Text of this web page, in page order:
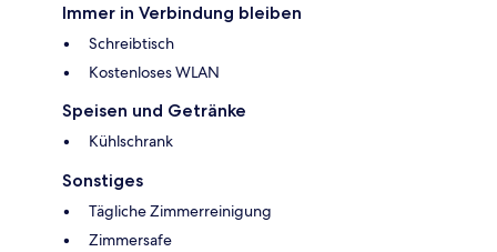
Immer in Verbindung bleiben
Schreibtisch
Kostenloses WLAN
Speisen und Getränke
Kühlschrank
Sonstiges
Tägliche Zimmerreinigung
Zimmersafe